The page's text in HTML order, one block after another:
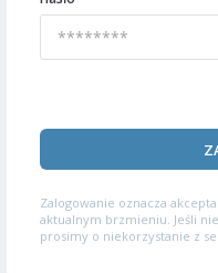
Zalogowanie oznacza
aktualnym brzmieniu. Jeśli
prosimy o niekorzystanie z